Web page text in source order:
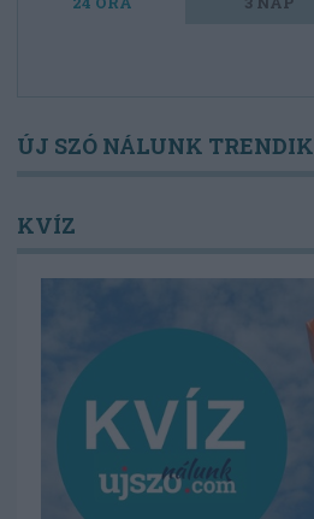
ÚJ SZÓ NÁLUNK TRENDIK
KVÍZ